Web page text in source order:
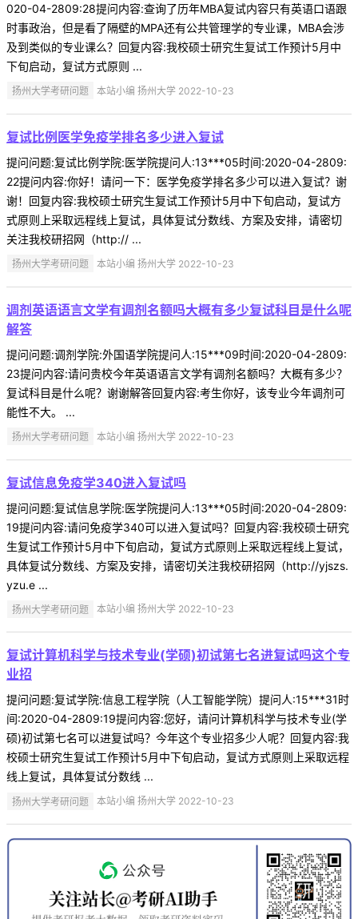
020-04-2809:28提问内容:查询了历年MBA复试内容只有英语口语跟
时事政治，但是看了隔壁的MPA还有公共管理学的专业课，MBA会涉
及到类似的专业课么？回复内容:我校硕士研究生复试工作预计5月中
下旬启动，复试方式原则 ...
扬州大学考研问题 本站小编 扬州大学 2022-10-23
复试比例医学免疫学排名多少进入复试
提问问题:复试比例学院:医学院提问人:13***05时间:2020-04-2809:
22提问内容:你好！请问一下：医学免疫学排名多少可以进入复试？谢
谢！回复内容:我校硕士研究生复试工作预计5月中下旬启动，复试方
式原则上采取远程线上复试，具体复试分数线、方案及安排，请密切
关注我校研招网（http:// ...
扬州大学考研问题 本站小编 扬州大学 2022-10-23
调剂英语语言文学有调剂名额吗大概有多少复试科目是什么呢
解答
提问问题:调剂学院:外国语学院提问人:15***09时间:2020-04-2809:
23提问内容:请问贵校今年英语语言文学有调剂名额吗？大概有多少？
复试科目是什么呢？谢谢解答回复内容:考生你好，该专业今年调剂可
能性不大。 ...
扬州大学考研问题 本站小编 扬州大学 2022-10-23
复试信息免疫学340进入复试吗
提问问题:复试信息学院:医学院提问人:13***05时间:2020-04-2809:
19提问内容:请问免疫学340可以进入复试吗？回复内容:我校硕士研究
生复试工作预计5月中下旬启动，复试方式原则上采取远程线上复试，
具体复试分数线、方案及安排，请密切关注我校研招网（http://yjszs.
yzu.e ...
扬州大学考研问题 本站小编 扬州大学 2022-10-23
复试计算机科学与技术专业(学硕)初试第七名进复试吗这个专
业招
提问问题:复试学院:信息工程学院（人工智能学院）提问人:15***31时
间:2020-04-2809:19提问内容:您好，请问计算机科学与技术专业(学
硕)初试第七名可以进复试吗？今年这个专业招多少人呢？回复内容:我
校硕士研究生复试工作预计5月中下旬启动，复试方式原则上采取远程
线上复试，具体复试分数线 ...
扬州大学考研问题 本站小编 扬州大学 2022-10-23